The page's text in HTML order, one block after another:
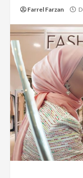
Farrel Farzan